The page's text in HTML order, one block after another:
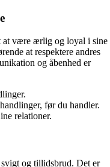
at være ærlig og loyal i sine
at respektere andres
og åbenhed er
før du handler.
relationer.
og tillidsbrud. Det er